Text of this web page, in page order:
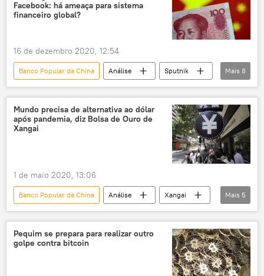
Facebook: há ameaça para sistema
financeiro global?
16 de dezembro 2020, 12:54
Banco Popular da China Análise
Sputnik
Sistema de Reserva Federal dos Estados Unidos
PayPal
Mastercard
Jogos Olímpicos
Mais 8
Mundo precisa de alternativa ao dólar
após pandemia, diz Bolsa de Ouro de
Xangai
1 de maio 2020, 13:06
Banco Popular da China Análise
Xangai
Sputnik
Sputnik China
Reuters
Mais 5
Pequim se prepara para realizar outro
golpe contra bitcoin